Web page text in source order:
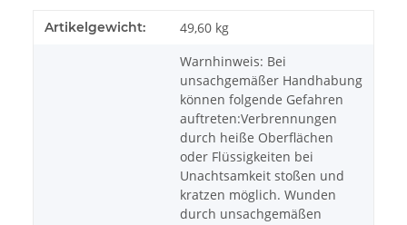
Artikelgewicht: 49,60 kg
Warnhinweis: Bei
unsachgemäßer Handhabung
können folgende Gefahren
auftreten:Verbrennungen
durch heiße Oberflächen
oder Flüssigkeiten bei
Unachtsamkeit stoßen und
kratzen möglich. Wunden
durch unsachgemäßen